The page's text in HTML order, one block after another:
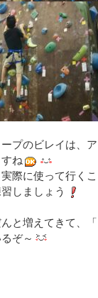
プのビレイは、
ね
際に使って行く
しましょう
と増えてきて、
ぞ～